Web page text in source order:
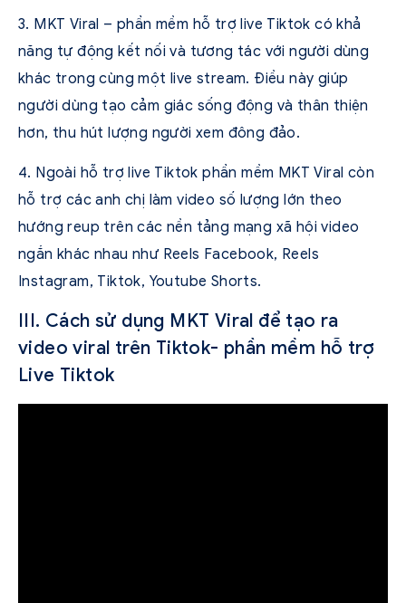
3. MKT Viral – phần mềm hỗ trợ live Tiktok có khả
năng tự động kết nối và tương tác với người dùng
khác trong cùng một live stream. Điều này giúp
người dùng tạo cảm giác sống động và thân thiện
hơn, thu hút lượng người xem đông đảo.
4. Ngoài hỗ trợ live Tiktok phần mềm MKT Viral còn
hỗ trợ các anh chị làm video số lượng lớn theo
hướng reup trên các nền tảng mạng xã hội video
ngắn khác nhau như Reels Facebook, Reels
Instagram, Tiktok, Youtube Shorts.
III. Cách sử dụng MKT Viral để tạo ra
video viral trên Tiktok- phần mềm hỗ trợ
Live Tiktok